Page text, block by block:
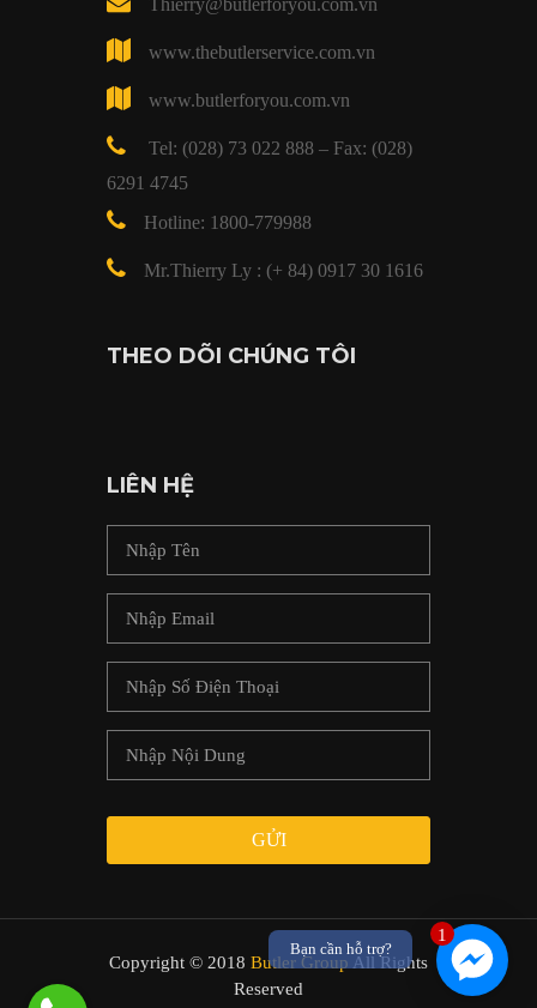
1
Bạn cần hỗ trợ?
Thierry@butlerforyou.com.vn
www.thebutlerservice.com.vn
www.butlerforyou.com.vn
Tel: (028) 73 022 888 – Fax: (028)
6291 4745
Hotline: 1800-779988
Mr.Thierry Ly : (+ 84) 0917 30 1616
THEO DÕI CHÚNG TÔI
LIÊN HỆ
GỬI
Copyright © 2018 Butler Group All Rights
Reserved